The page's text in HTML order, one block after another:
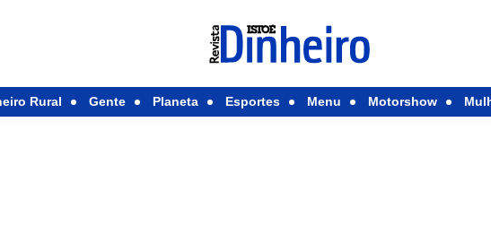
Rural Gente Planeta Esportes Menu Motorshow